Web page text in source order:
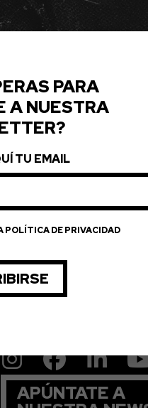
APÚNTATE A
PARA
A NUESTRA
TU EMAIL
POLÍTICA DE PRIVACIDAD